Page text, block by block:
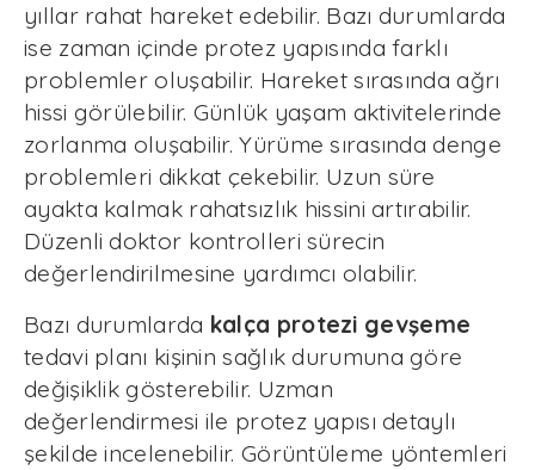
yıllar rahat hareket edebilir. Bazı durumlarda
ise zaman içinde protez yapısında farklı
problemler oluşabilir. Hareket sırasında ağrı
hissi görülebilir. Günlük yaşam aktivitelerinde
zorlanma oluşabilir. Yürüme sırasında denge
problemleri dikkat çekebilir. Uzun süre
ayakta kalmak rahatsızlık hissini artırabilir.
Düzenli doktor kontrolleri sürecin
değerlendirilmesine yardımcı olabilir.
Bazı durumlarda kalça protezi gevşeme
tedavi planı kişinin sağlık durumuna göre
değişiklik gösterebilir. Uzman
değerlendirmesi ile protez yapısı detaylı
şekilde incelenebilir. Görüntüleme yöntemleri